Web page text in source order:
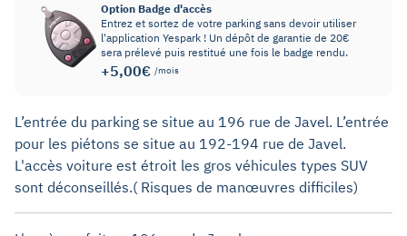
Option Badge d'accès
Entrez et sortez de votre parking sans devoir utiliser
l'application Yespark ! Un dépôt de garantie de 20€
sera prélevé puis restitué une fois le badge rendu.
+5,00€ /mois
L’entrée du parking se situe au 196 rue de Javel. L’entrée
pour les piétons se situe au 192-194 rue de Javel.
L'accès voiture est étroit les gros véhicules types SUV
sont déconseillés.( Risques de manœuvres difficiles)